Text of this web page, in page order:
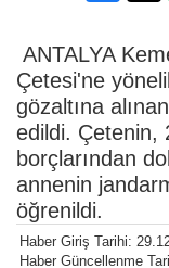
ANTALYA
Çetesi'ne
gözaltına
edildi. Çetenin,
borçlarından
annenin
öğrenildi.
Haber Giriş Tarihi:
Haber Güncellenme